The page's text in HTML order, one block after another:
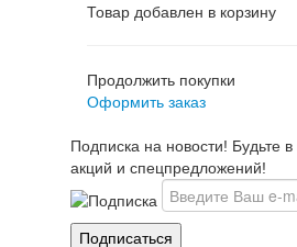
Товар добавлен в корзину
Продолжить покупки
Оформить заказ
Подписка на новости! Будьте
акций и спецпредложений!